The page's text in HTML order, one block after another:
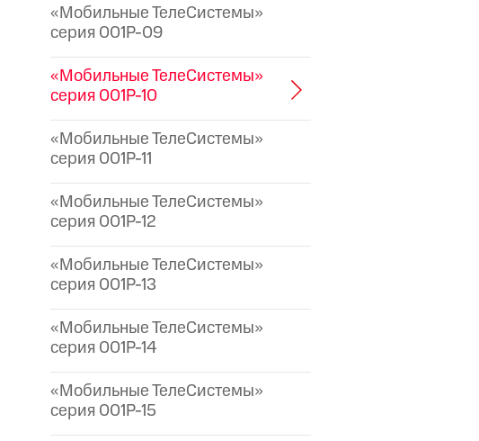
«Мобильные ТелеСистемы»
серия 001P-09
«Мобильные ТелеСистемы»
серия 001P-10
«Мобильные ТелеСистемы»
серия 001P-11
«Мобильные ТелеСистемы»
серия 001P-12
«Мобильные ТелеСистемы»
серия 001P-13
«Мобильные ТелеСистемы»
серия 001P-14
«Мобильные ТелеСистемы»
серия 001P-15